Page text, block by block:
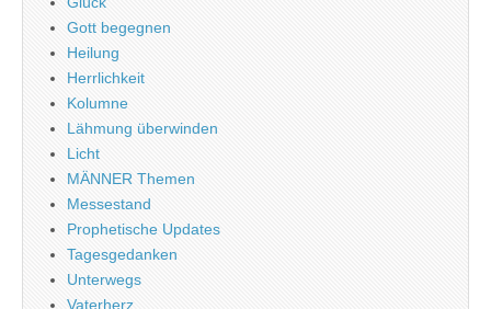
Gott begegnen
Heilung
Herrlichkeit
Kolumne
Lähmung überwinden
Licht
MÄNNER Themen
Messestand
Prophetische Updates
Tagesgedanken
Unterwegs
Vaterherz